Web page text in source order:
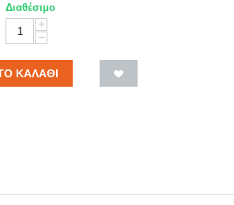
Διαθέσιμο
+
−
ΚΑΛΆΘΙ